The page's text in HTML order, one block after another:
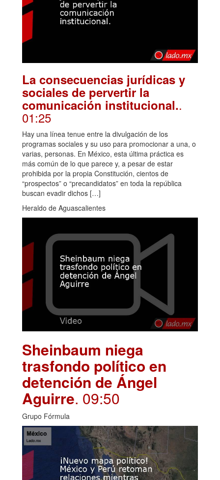
La consecuencias jurídicas y
sociales de pervertir la
comunicación institucional..
01:25
Hay una línea tenue entre la divulgación de los
programas sociales y su uso para promocionar a una, o
varias, personas. En México, esta última práctica es
más común de lo que parece y, a pesar de estar
prohibida por la propia Constitución, cientos de
“prospectos” o “precandidatos” en toda la república
buscan evadir dichos […]
Heraldo de Aguascalientes
Sheinbaum niega
trasfondo político en
detención de Ángel
Aguirre. 09:50
Grupo Fórmula